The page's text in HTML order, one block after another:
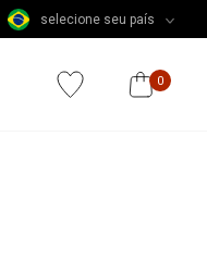
selecione seu país
0